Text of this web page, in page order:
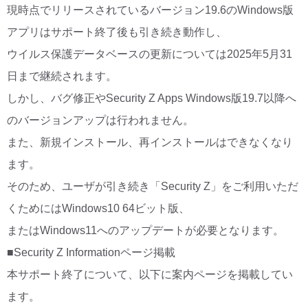
現時点でリリースされているバージョン19.6のWindows版
アプリはサポート終了後も引き続き動作し、
ウイルス保護データベースの更新については2025年5月31
日まで継続されます。
しかし、バグ修正やSecurity Z Apps Windows版19.7以降へ
のバージョンアップは行われません。
また、新規インストール、再インストールはできなくなり
ます。
そのため、ユーザが引き続き「Security Z」をご利用いただ
くためにはWindows10 64ビット版、
またはWindows11へのアップデートが必要となります。
■Security Z Informationページ掲載
本サポート終了について、以下に案内ページを掲載してい
ます。